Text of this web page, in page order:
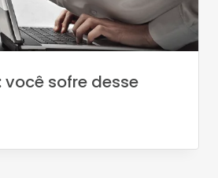
sofre desse